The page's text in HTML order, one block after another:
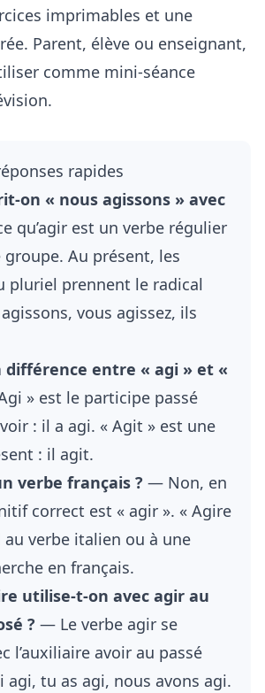
imprimables et une
Parent, élève ou enseignant,
comme mini-séance
rapides
on « nous agissons » avec
qu’agir est un verbe régulier
Au présent, les
pluriel prennent le radical
vous agissez, ils
différence entre « agi » et «
» est le participe passé
: il a agi. « Agit » est une
: il agit.
verbe français ? — Non, en
correct est « agir ». « Agire
au verbe italien ou à une
en français.
utilise-t-on avec agir au
? — Le verbe agir se
l’auxiliaire avoir au passé
agi, tu as agi, nous avons agi.